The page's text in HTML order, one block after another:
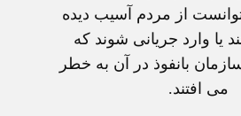
از مردم آسیب دیده
یا وارد جریانی شوند که
بانفوذ در آن به خطر
می افتند.